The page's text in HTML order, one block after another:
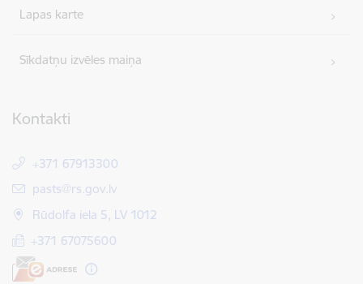
Lapas karte
Sīkdatņu izvēles maiņa
Kontakti
+371 67913300
E-pasts:
pasts@rs.gov.lv
Rūdolfa iela 5, LV 1012
+371 67075600